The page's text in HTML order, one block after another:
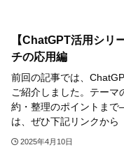
【ChatGPT活用シ
チの応用編
前回の記事では、
ご紹介しました。テー
約・整理のポイントま
は、ぜひ下記リンクから
2025年4月10日